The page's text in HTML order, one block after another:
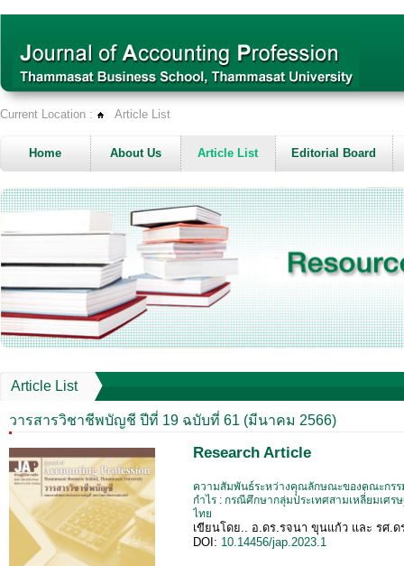
Current Location : Article List
Home About Us Article List Editorial Board
Article List
วารสารวิชาชีพบัญชี ปีที่ 19 ฉบับที่ 61 (มีนาคม 2566)
Research Article
ความสัมพันธ์ระหว่างคุุณลักษณะของคณะกร
กำไร : กรณีศึกษากลุ่มประเทศสามเหลี่่ยมเศร
ไทย
เขียนโดย.. อ.ดร.รจนา ขุนแก้ว และ รศ.
DOI: 10.14456/jap.2023.1